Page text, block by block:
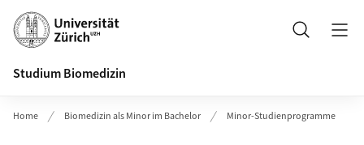
Header
Suche
Studium Biomedizin
Home Biomedizin als Minor im Bachelor Minor-Studienprogramme